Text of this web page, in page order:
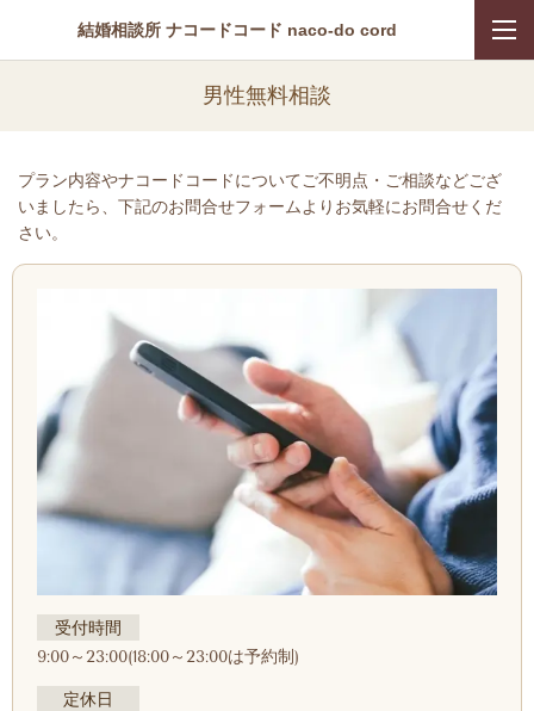
結婚相談所 ナコードコード naco-do cord
男性無料相談
プラン内容やナコードコードについてご不明点・ご相談などござ
いましたら、下記のお問合せフォームよりお気軽にお問合せくだ
さい。
受付時間
9:00～23:00(18:00～23:00は予約制)
定休日